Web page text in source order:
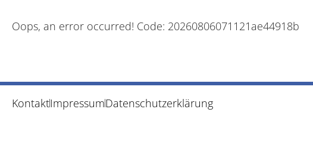
Oops, an error occurred! Code: 20260806071121ae44918b
KontaktImpressumDatenschutzerklärung